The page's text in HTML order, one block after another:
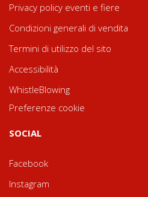
Privacy policy eventi e fiere
Condizioni generali di vendita
Termini di utilizzo del sito
Accessibilità
WhistleBlowing
Preferenze cookie
SOCIAL
Facebook
Instagram